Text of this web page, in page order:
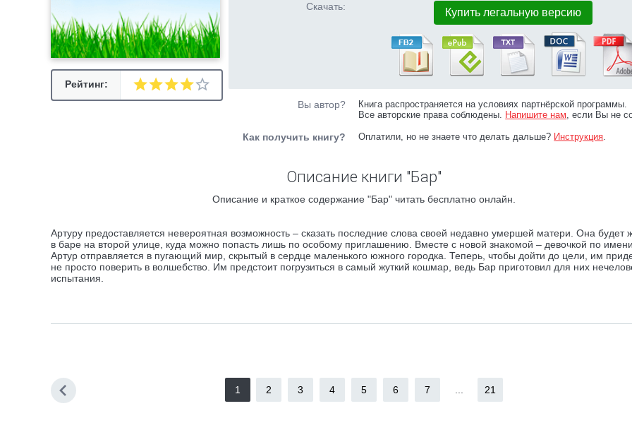
Рейтинг:
Скачать: Купить легальную версию
Вы автор?
Книга распространяется на условиях партнёрской программы.
Все авторские права соблюдены. Напишите нам, если Вы не
Как получить книгу? Оплатили, но не знаете что делать дальше? Инструкция.
Описание книги "Бар"
Описание и краткое содержание "Бар" читать бесплатно онлайн.
Артуру предоставляется невероятная возможность – сказать последние слова своей недавно умершей матери. Она будет
в баре на второй улице, куда можно попасть лишь по особому приглашению. Вместе с новой знакомой – девочкой по имени
Артур отправляется в пугающий мир, скрытый в сердце маленького южного городка. Теперь, чтобы дойти до цели, им
не просто поверить в волшебство. Им предстоит погрузиться в самый жуткий кошмар, ведь Бар приготовил для них
испытания.
1 2 3 4 5 6 7 21